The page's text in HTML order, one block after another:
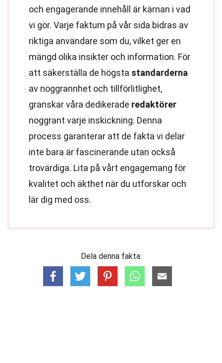
och engagerande innehåll är kärnan i vad
vi gör. Varje faktum på vår sida bidras av
riktiga användare som du, vilket ger en
mängd olika insikter och information. För
att säkerställa de högsta standarderna
av noggrannhet och tillförlitlighet,
granskar våra dedikerade redaktörer
noggrant varje inskickning. Denna
process garanterar att de fakta vi delar
inte bara är fascinerande utan också
trovärdiga. Lita på vårt engagemang för
kvalitet och äkthet när du utforskar och
lär dig med oss.
Dela denna fakta: